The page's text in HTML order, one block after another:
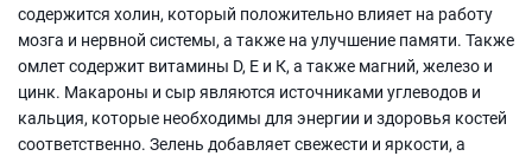
содержится холин, который положительно влияет на работу
мозга и нервной системы, а также на улучшение памяти. Также
омлет содержит витамины D, E и К, а также магний, железо и
цинк. Макароны и сыр являются источниками углеводов и
кальция, которые необходимы для энергии и здоровья костей
соответственно. Зелень добавляет свежести и яркости, а